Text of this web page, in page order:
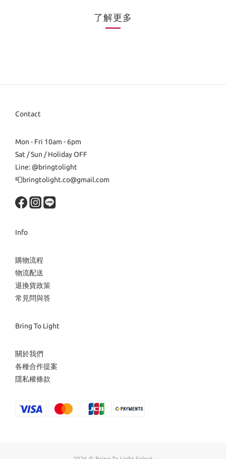
了解更多
Contact
Mon - Fri 10am - 6pm
Sat / Sun / Holiday OFF
Line: @bringtolight
📮bringtolight.co@gmail.com
Info
購物流程
物流配送
退換貨政策
常見問與答
Bring To Light
關於我們
各種合作提案
隱私權條款